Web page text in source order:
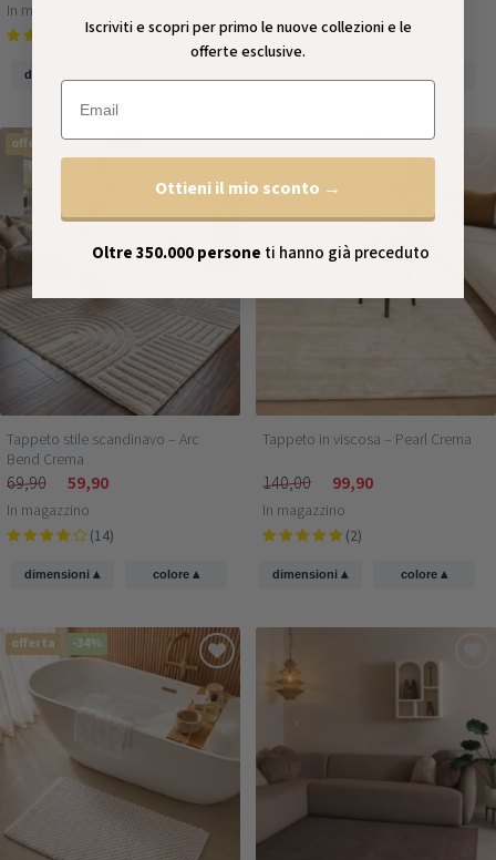
In magazzino
(4)
dimensioni
(27)
offerta -33%
Tappeto stile scandinavo – Arc
Bend Crema
69,90 59,90
In magazzino
(14)
dimensioni▴ colore ▴
offerta -35%
Tappeto in viscosa – Pearl Crema
140,00 99,90
In magazzino
(2)
dimensioni▴ colore ▴
offerta -34%
Iscriviti e scopri per primo le nuove collezioni e le
offerte esclusive.
Email
Ottieni il mio sconto →
Oltre 350.000 persone ti hanno già preceduto